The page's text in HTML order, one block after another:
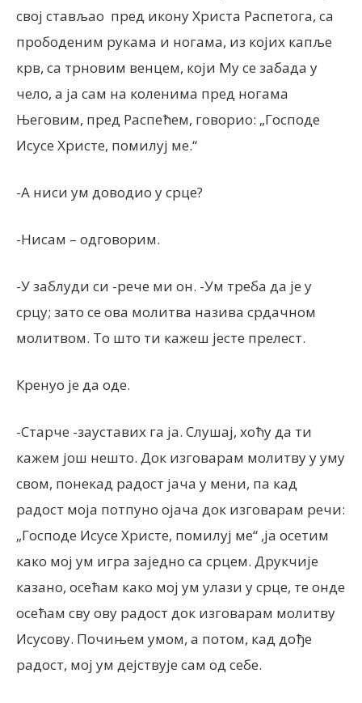
свој стављао пред икону Христа Распетога, са
прободеним рукама и ногама, из којих капље
крв, са трновим венцем, који Му се забада у
чело, а ја сам на коленима пред ногама
Његовим, пред Распећем, говорио: „Господе
Исусе Христе, помилуј ме.“
-А ниси ум доводио у срце?
-Нисам – одговорим.
-У заблуди си -рече ми он. -Ум треба да је у
срцу; зато се ова молитва назива срдачном
молитвом. То што ти кажеш јесте прелест.
Кренуо је да оде.
-Старче -зауставих га ја. Слушај, хоћу да ти
кажем још нешто. Док изговарам молитву у уму
свом, понекад радост јача у мени, па кад
радост моја потпуно ојача док изговарам речи:
„Господе Исусе Христе, помилуј ме“ ,ја осетим
како мој ум игра заједно са срцем. Друкчије
казано, осећам како мој ум улази у срце, те онде
осећам сву ову радост док изговарам молитву
Исусову. Почињем умом, а потом, кад дође
радост, мој ум дејствује сам од себе.